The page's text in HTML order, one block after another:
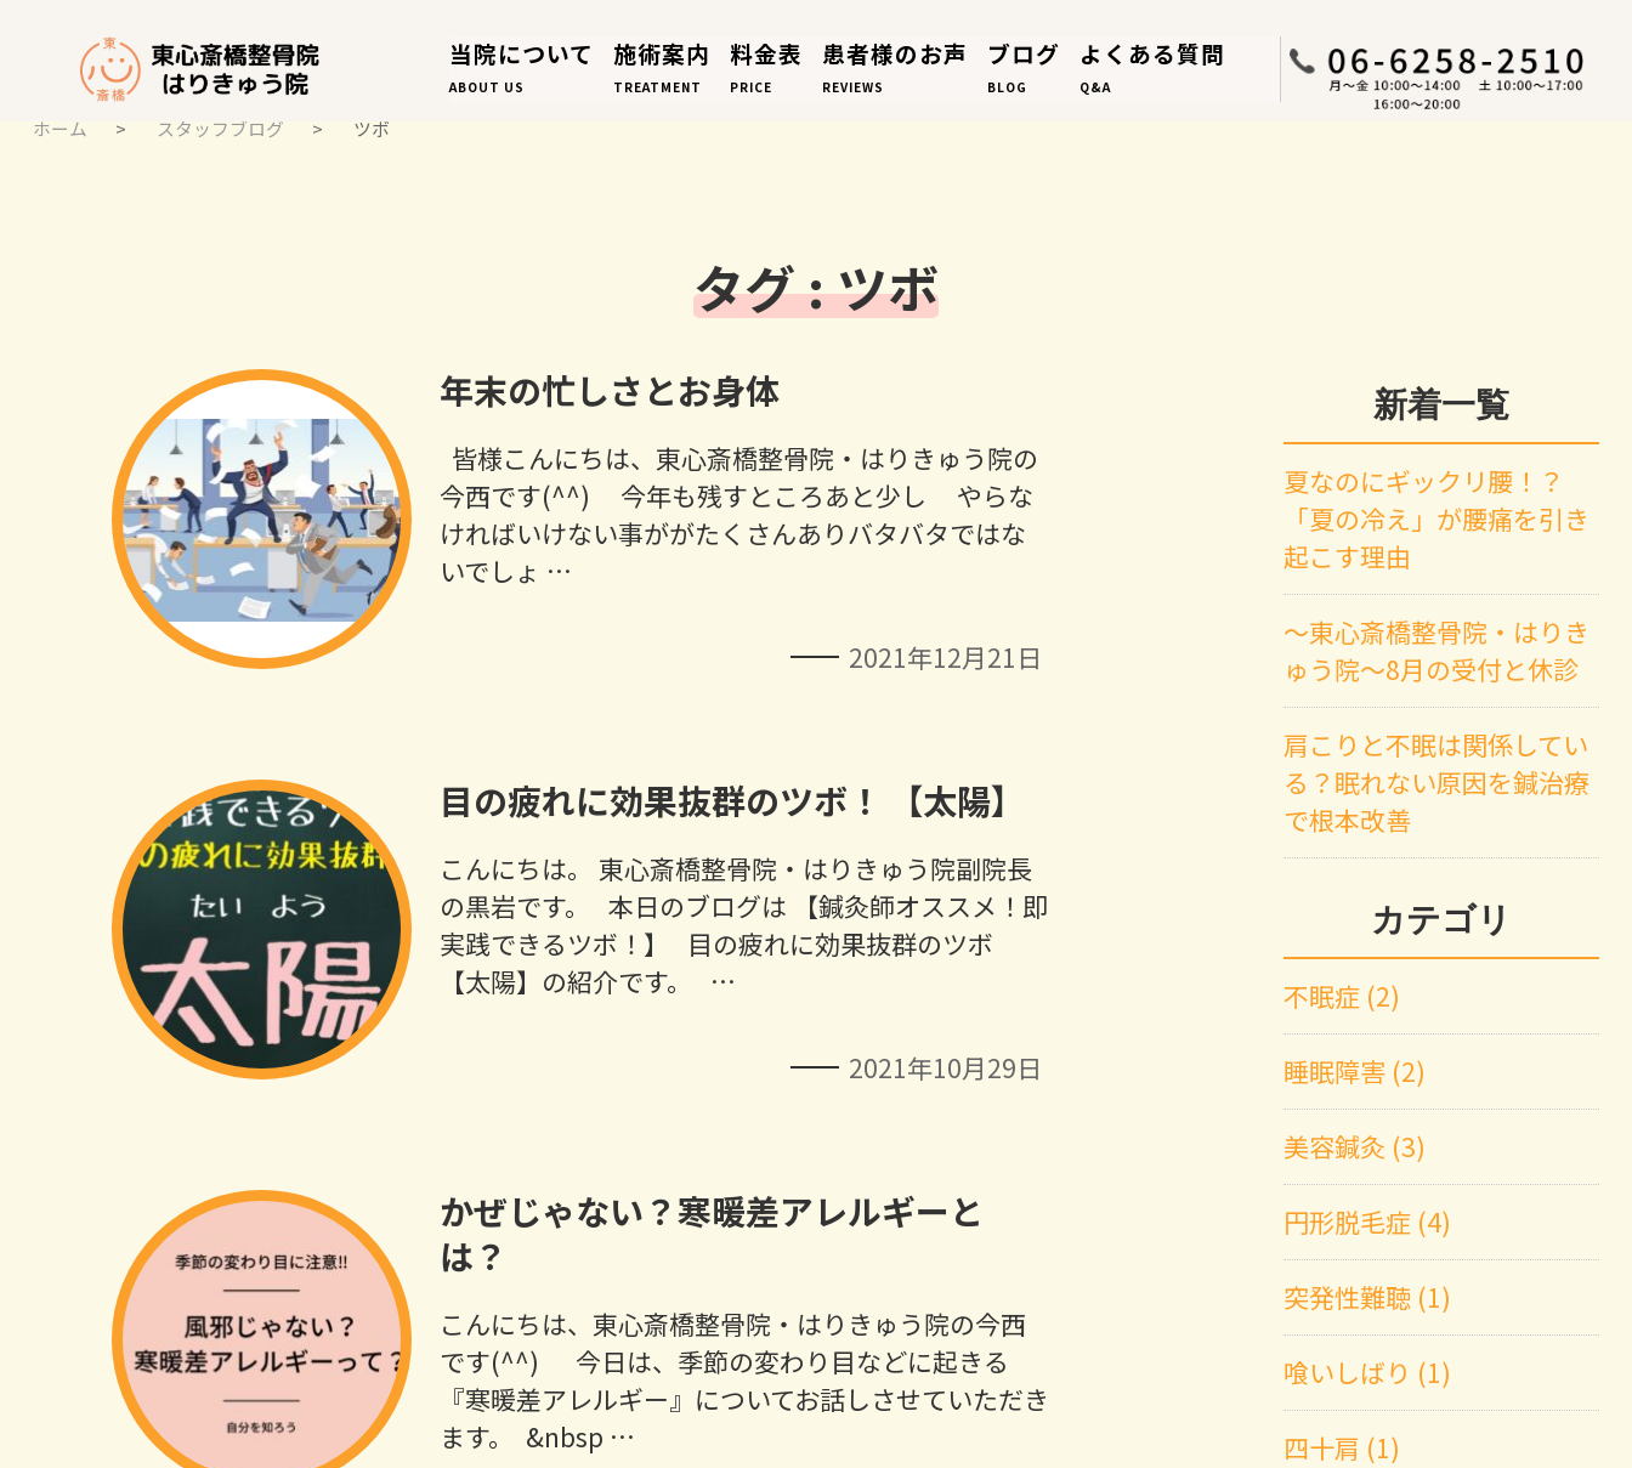
当院について
ABOUT US
施術案内
TREATMENT
料金表
PRICE
患者様のお声
REVIEWS
ブログ
BLOG
よくある質問
Q&A
ホーム > スタッフブログ > ツボ
タグ : ツボ
年末の忙しさとお身体
皆様こんにちは、東心斎橋整骨院・はりきゅう院の
今西です(^^) 今年も残すところあと少し やらな
ければいけない事ががたくさんありバタバタではな
いでしょ …
2021年12月21日
目の疲れに効果抜群のツボ！ 【太陽】
こんにちは。 東心斎橋整骨院・はりきゅう院副院長
の黒岩です。 本日のブログは 【鍼灸師オススメ！即
実践できるツボ！】 目の疲れに効果抜群のツボ
【太陽】の紹介です。 …
2021年10月29日
かぜじゃない？寒暖差アレルギーと
は？
こんにちは、東心斎橋整骨院・はりきゅう院の今西
です(^^) ⁡ 今日は、季節の変わり目などに起きる ⁡ ⁡
『寒暖差アレルギー』についてお話しさせていただき
ます。 ⁡ &nbsp …
新着一覧
夏なのにギックリ腰！？
「夏の冷え」が腰痛を引き
起こす理由
～東心斎橋整骨院・はりき
ゅう院～8月の受付と休診
肩こりと不眠は関係してい
る？眠れない原因を鍼治療
で根本改善
カテゴリ
不眠症 (2)
睡眠障害 (2)
美容鍼灸 (3)
円形脱毛症 (4)
突発性難聴 (1)
喰いしばり (1)
四十肩 (1)